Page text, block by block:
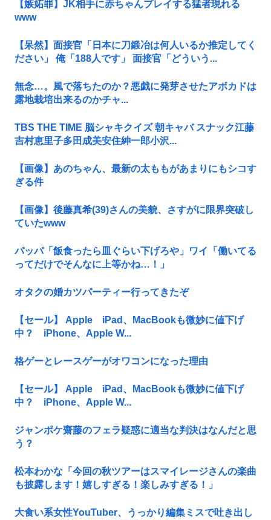
【嫉妬罪】JK相手に赤ちゃんプレイする猛者現れる
www
【呆然】面接官「日本に刀鍛冶は何人いるか推定してく
ださい」 俺「188人です」 面接官「どういう...
無念…。風で落ちたのか？悪戯に発芽させたアボカドは
露地栽培出来るのかチャ...
TBS THE TIME 脳シャキクイズ 朝キャバ スナック江藤
吉村恵里子多田成美安住紳一郎小沢...
【画像】あのちゃん、最新の太ももがあまりにもシコす
ぎる件
【画像】後藤真希(39)さんの美貌、さすがに限界突破し
ていたwww
パッパ「飯食ったら皿ぐらい下げろや」ワイ「働いてる
ってだけでそんなに上等かね…！」
オタクの婚カツパーティー行ってきたぞ
【セール】 Apple iPad、MacBookも微妙に値下げ
中？ iPhone、Apple W...
格ゲーとレースゲーがオワコンになった理由
【セール】 Apple iPad、MacBookも微妙に値下げ
中？ iPhone、Apple W...
ジャンポケ齋藤のフェラ疑惑に適当な判決はなんだと思
う？
松本わかな「今回の秋ツアーはスマイレージさんの楽曲
も披露します！嬉しすぎる！楽しみすぎる！」
大食い系女性YouTuber、うっかり編集ミスで吐き出し